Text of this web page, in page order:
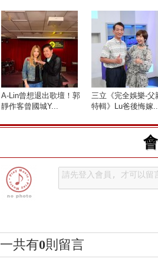
A-Lin曾想退出歌壇！郭
靜作客曾國城Y...
三立《完全娛樂-父
特輯》Lu爸後悔嫁...
一共有0則留言